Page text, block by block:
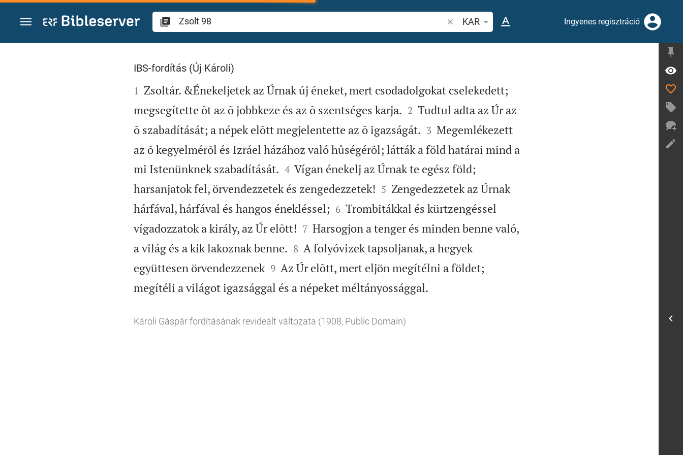
Ugrás a tartalomra
Igevers vagy szó keresése
KAR Ingyenes regisztráció
Zsolt 98
IBS-fordítás (Új Károli)

1 Zsoltár. &Énekeljetek az Úrnak új éneket, mert csodadolgokat cselekedett;
megsegítette õt az õ jobbkeze és az õ szentséges karja.
2 Tudtul adta az Úr az
õ szabadítását; a népek elõtt megjelentette az õ igazságát.
3 Megemlékezett
az õ kegyelmérõl és Izráel házához való hûségérõl; látták a föld határai mind a
mi Istenünknek szabadítását.
4 Vígan énekelj az Úrnak te egész föld;
harsanjatok fel, örvendezzetek és zengedezzetek!

5 Zengedezzetek az Úrnak
hárfával, hárfával és hangos énekléssel;
6 Trombitákkal és kürtzengéssel
vígadozzatok a király, az Úr elõtt!
7 Harsogjon a tenger és minden benne való,
a világ és a kik lakoznak benne.

8 A folyóvizek tapsoljanak, a hegyek
együttesen örvendezzenek

9 Az Úr elõtt, mert eljön megítélni a földet;
megítéli a világot igazsággal és a népeket méltányossággal.
Károli Gáspár fordításának revideált változata (1908, Public Domain)